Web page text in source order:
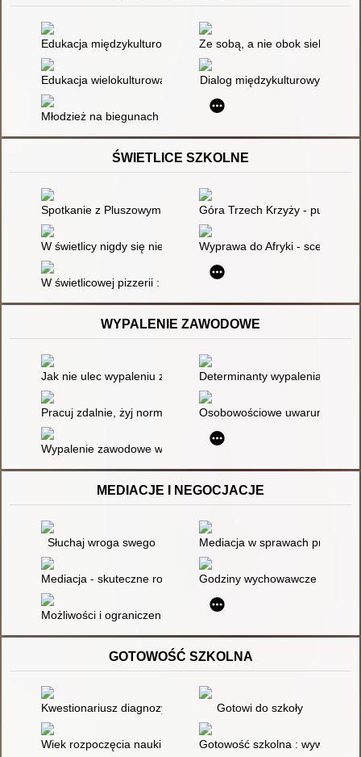
Edukacja międzykulturowa : kreowanie tożsamości dziecka
Ze sobą, a nie obok siebie :
Edukacja wielokulturowa Dialog międzykulturowy
Młodzież na biegunach życia społecznego
ŚWIETLICE SZKOLNE
Spotkanie z Pluszowym Misiem. / Scenariusz zajęć
Góra Trzech Krzyży - punkt
W świetlicy nigdy się nie nudzimy : Gry i zabawy na każdy
Wyprawa do Afryki -
W świetlicowej pizzerii : scenariusz zajęć świetlicowych
WYPALENIE ZAWODOWE
Jak nie ulec wypaleniu zawodowemu?Determinanty wypalenia
Pracuj zdalnie, żyj normalnie : poczuj wolność wyboru jak,
Osobowościowe
Wypalenie zawodowe w perspektywie wyzwań współczesnego
MEDIACJE I NEGOCJACJE
Słuchaj wroga swego Mediacja w sprawach
Mediacja - skuteczne rozwiązanie?Godziny wychowawcze z
Możliwości i ograniczenia mediacji w rozwiązywaniu konfliktów
GOTOWOŚĆ SZKOLNA
Kwestionariusz diagnozy dziecka rozpoczynającego naukę w
Gotowi do szkoły
Wiek rozpoczęcia nauki szkolnejGotowość szkolna : wywiad z